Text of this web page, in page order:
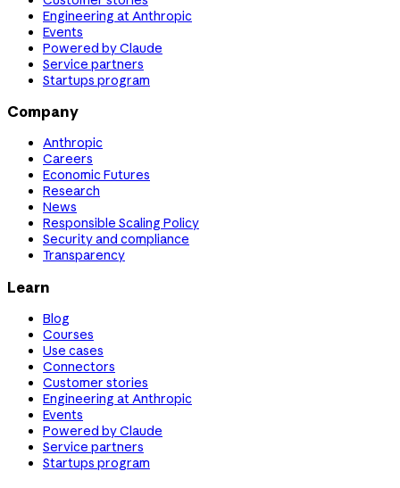
Engineering at Anthropic
Events
Powered by Claude
Service partners
Startups program
Company
Anthropic
Careers
Economic Futures
Research
News
Responsible Scaling Policy
Security and compliance
Transparency
Learn
Blog
Courses
Use cases
Connectors
Customer stories
Engineering at Anthropic
Events
Powered by Claude
Service partners
Startups program